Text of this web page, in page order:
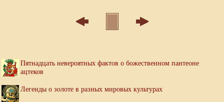
Пятнадцать невероятных фактов о божественном пантеоне
ацтеков
Легенды о золоте в разных мировых культурах